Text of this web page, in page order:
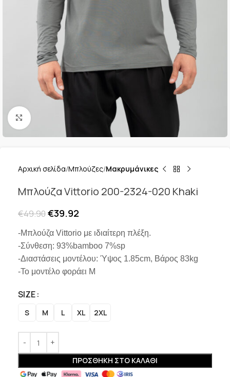
Κλικ για μεγέθυνση
Αρχική σελίδα Μπλούζες Μακρυμάνικες
Μπλούζα Vittorio 200-2324-020 Khaki
€49.90€39.92
-Μπλούζα Vittorio με ιδιαίτερη πλέξη.
-Σύνθεση: 93%bamboo 7%sp
-Διαστάσεις μοντέλου: Ύψος 1.85cm, Βάρος 83kg
-Το μοντέλο φοράει Μ
SIZE
S M L XL 2XL
ΠΡΟΣΘΉΚΗ ΣΤΟ ΚΑΛΆΘΙ